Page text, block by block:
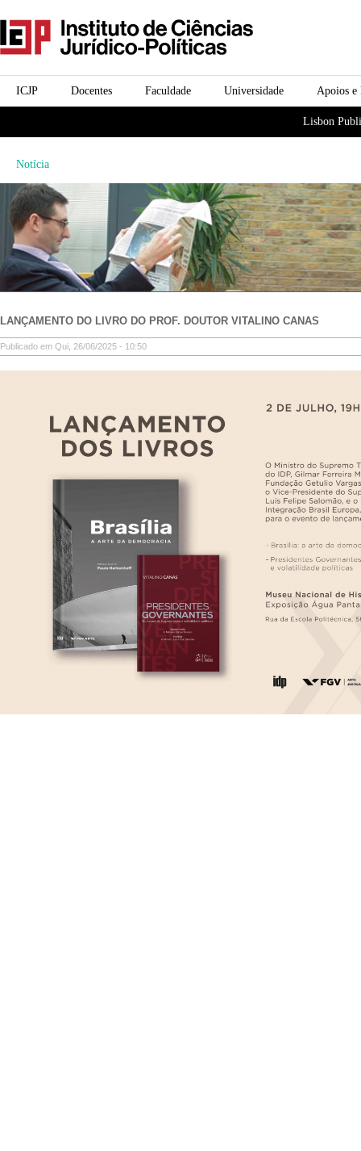
principal
icjp
menu-institucional Apoios e
Universidade
Faculdade
Docentes
ICJP
Lisbon
Notícia
LANÇAMENTO DO LIVRO DO PROF. DOUTOR VITALINO CANAS
Publicado em Qui, 26/06/2025 - 10:50